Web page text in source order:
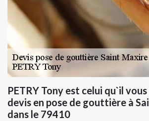
PETRY Tony est celui qu`il
devis en pose de gouttière à
dans le 79410